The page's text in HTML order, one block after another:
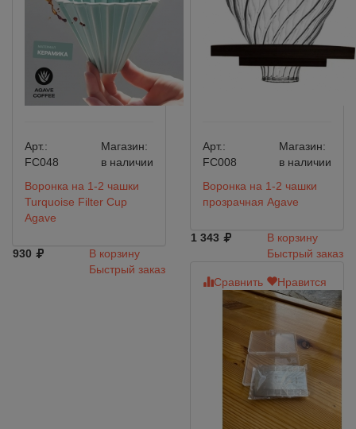
Арт.:
FC048
Магазин:
в наличии
Воронка на 1-2 чашки
Turquoise Filter Cup
Agave
930
В корзину
Быстрый заказ
Арт.:
FC008
Магазин:
в наличии
Воронка на 1-2 чашки
прозрачная Agave
1 343
В корзину
Быстрый заказ
Сравнить Нравится